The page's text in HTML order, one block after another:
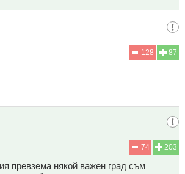
87
128
203
74
превзема някой важен град съм